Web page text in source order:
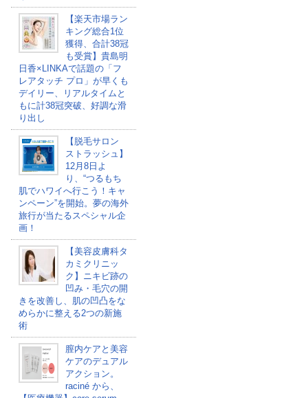
【楽天市場ラン
キング総合1位
獲得、合計38冠
も受賞】貴島明
日香×LINKAで話題の「フ
レアタッチ プロ」が早くも
デイリー、リアルタイムと
もに計38冠突破、好調な滑
り出し
【脱毛サロン
ストラッシュ】
12月8日よ
り、“つるもち
肌でハワイへ行こう！キャ
ンペーン”を開始。夢の海外
旅行が当たるスペシャル企
画！
【美容皮膚科タ
カミクリニッ
ク】ニキビ跡の
凹み・毛穴の開
きを改善し、肌の凹凸をな
めらかに整える2つの新施
術
膣内ケアと美容
ケアのデュアル
アクション。
raciné から、